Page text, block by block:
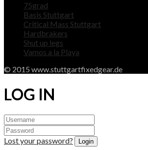
75grad
Basis Stuttgart
Critical Mass Stuttgart
Hardbrakers
Shut up legs
Vamos a la Playa
© 2015 www.stuttgartfixedgear.de
LOG IN
Lost your password?